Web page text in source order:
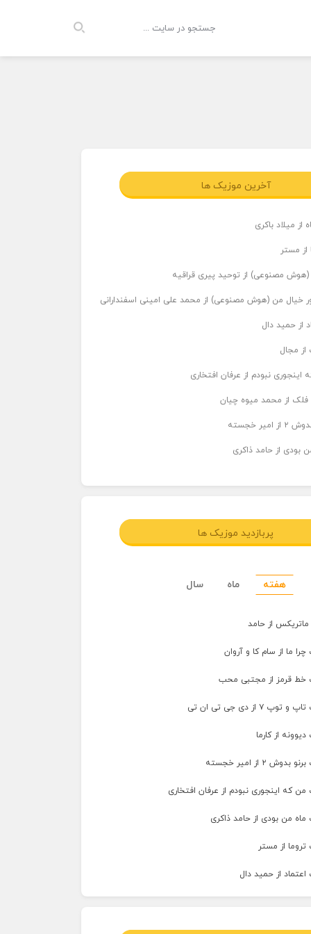
آخرین موزیک ها
از میلاد باکری
از مستر
(هوش مصنوعی) از توحید پیری قراقیه
خیال من (هوش مصنوعی) از محمد علی امینی اسفندارانی
از حمید دال
از مجال
اینجوری نبودم از عرفان افتخاری
فلک از محمد میوه چیان
خجسته
بودی از حامد ذاکری
پربازدید موزیک ها
هفته ماه سال
ماتریکس از حامد
چرا ما از سام کا و آروان
خط قرمز از مجتبی محب
۷ از دی جی تی ان تی
از کارما
۲ از امیر خجسته
من که اینجوری نبودم از عرفان افتخاری
ماه من بودی از حامد ذاکری
تروما از مستر
اعتماد از حمید دال